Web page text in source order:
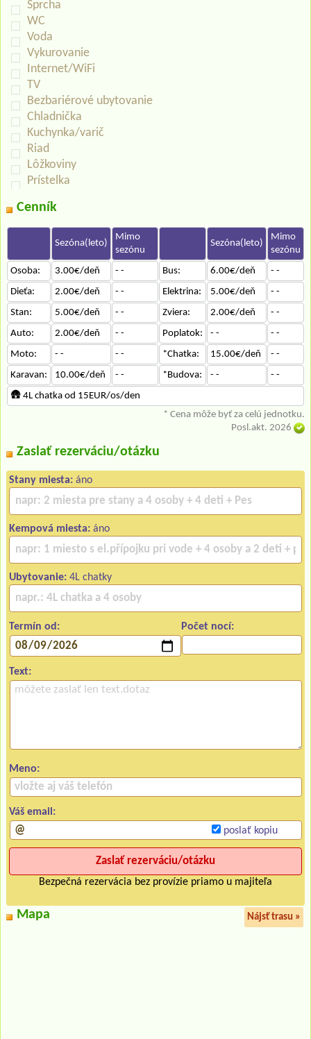
Sprcha
WC
Voda
Vykurovanie
Internet/WiFi
TV
Bezbariérové ubytovanie
Chladnička
Kuchynka/varič
Riad
Lôžkoviny
Prístelka
Cenník
Sezóna(leto)
Mimo
sezónu
Sezóna(leto)
Mimo
sezónu
Osoba:
3.00€/deň - - Bus: 6.00€/deň
- -
Dieťa:
2.00€/deň - - Elektrina: 5.00€/deň
- -
Stan:
5.00€/deň - - Zviera: 2.00€/deň
- -
Auto:
2.00€/deň - - Poplatok: - -
- -
Moto:
- - - - *Chatka: 15.00€/deň
- -
Karavan:
10.00€/deň - - *Budova: - -
- -
🛖 4L chatka od 15EUR/os/den
* Cena môže byť za celú jednotku.
Posl.akt. 2026
Zaslať rezerváciu/otázku
Stany miesta: áno
Kempová miesta: áno
Ubytovanie: 4L chatky
Termín od: Počet nocí:
Text:
Meno:
Váš email:
poslať kopiu
Bezpečná rezervácia bez provízie priamo u majiteľa
Mapa Nájsť trasu »